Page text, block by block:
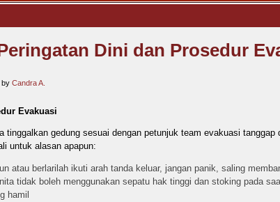
Dini dan Prosedur
by Candra A.
Evakuasi
tinggalkan gedung sesuai dengan petunjuk team evakuasi
untuk alasan apapun:
atau berlarilah ikuti arah tanda keluar, jangan panik, saling
tidak boleh menggunakan sepatu hak tinggi dan stoking pada
hamil